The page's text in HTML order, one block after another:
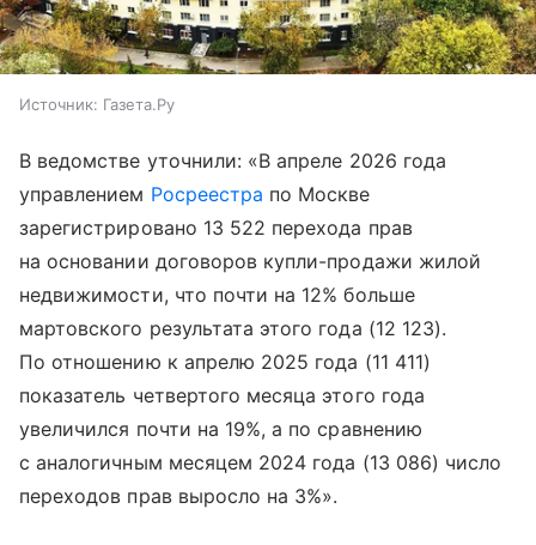
Источник: Газета.Ру
В ведомстве уточнили: «В апреле 2026 года
управлением Росреестра по Москве
зарегистрировано 13 522 перехода прав
на основании договоров купли-продажи жилой
недвижимости, что почти на 12% больше
мартовского результата этого года (12 123).
По отношению к апрелю 2025 года (11 411)
показатель четвертого месяца этого года
увеличился почти на 19%, а по сравнению
с аналогичным месяцем 2024 года (13 086) число
переходов прав выросло на 3%».